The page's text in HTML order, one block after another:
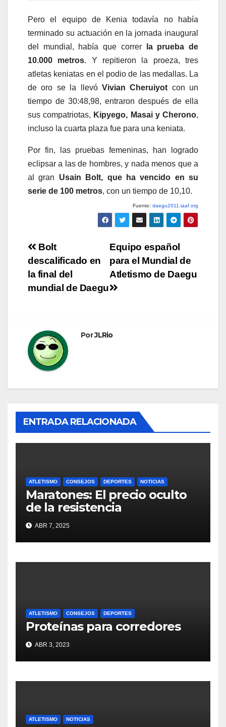
Pero el equipo de Kenia todavía no había
terminado su actuación en la jornada inaugural
del mundial, había que correr
la prueba de
10.000 metros. Y repitieron la proeza, tres
atletas keniatas en el podio de las medallas. La
de oro se la llevó Vivian Cheruiyot con un
tiempo de 30:48,98, entraron después de ella
sus compatriotas, Kipyego, Masai y Cherono,
incluso la cuarta plaza fue para una keniata.
Por fin, las pruebas femeninas, han logrado
eclipsar a las de hombres, y nada menos que a
al gran Usain Bolt, que ha vencido en su
serie de 100 metros, con un tiempo de 10,10.
Fuente: daegu2011.iaaf.org
Navegación
de
entradas
Equipo español
para el Mundial de
Atletismo de Daegu
Bolt
descalificado en
la final del
mundial de Daegu
PorJLRio
ENTRADA RELACIONADA
ATLETISMO CONSEJOS DEPORTES NOTICIAS
Maratones: El precio oculto
de la resistencia
ABR 7, 2025
ATLETISMO CONSEJOS DEPORTES
Proteínas para corredores
ABR 3, 2023
ATLETISMO NOTICIAS